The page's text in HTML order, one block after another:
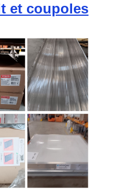
et coupoles